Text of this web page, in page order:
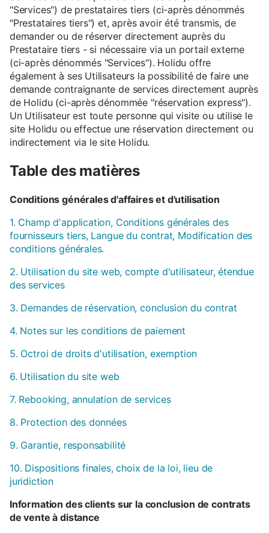
"Services") de prestataires tiers (ci-après dénommés
"Prestataires tiers") et, après avoir été transmis, de
demander ou de réserver directement auprès du
Prestataire tiers - si nécessaire via un portail externe
(ci-après dénommés "Services"). Holidu offre
également à ses Utilisateurs la possibilité de faire une
demande contraignante de services directement auprès
de Holidu (ci-après dénommée "réservation express").
Un Utilisateur est toute personne qui visite ou utilise le
site Holidu ou effectue une réservation directement ou
indirectement via le site Holidu.
Table des matières
Conditions générales d'affaires et d'utilisation
1. Champ d'application, Conditions générales des
fournisseurs tiers, Langue du contrat, Modification des
conditions générales.
2. Utilisation du site web, compte d'utilisateur, étendue
des services
3. Demandes de réservation, conclusion du contrat
4. Notes sur les conditions de paiement
5. Octroi de droits d'utilisation, exemption
6. Utilisation du site web
7. Rebooking, annulation de services
8. Protection des données
9. Garantie, responsabilité
10. Dispositions finales, choix de la loi, lieu de
juridiction
Information des clients sur la conclusion de contrats
de vente à distance